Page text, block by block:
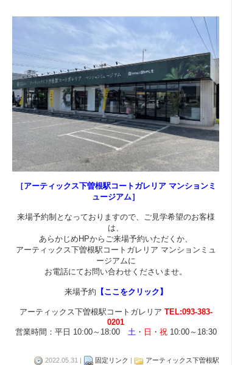
［アーティックス下曽根駅コートガレリア マンションミ
ュージアム］
来場予約制となっておりますので、ご見学希望のお客様
は、
あらかじめHPからご来場予約いただくか、
アーティックス下曽根駅コートガレリア マンションミュ
ージアムに
お電話にてお問い合わせくださいませ。
来場予約 【ここをクリック】
アーティックス下曽根駅コートガレリア TEL:093-383-
0201
営業時間：平日 10:00～18:00 土・ 日 ・ 祝10:00～18:30
2022.05.31 | 固定リンク アーティックス下曽根駅